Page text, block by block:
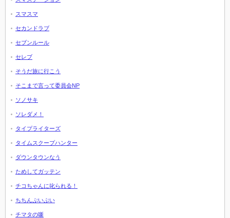
スマスマ
セカンドラブ
セブンルール
セレブ
そうだ旅に行こう
そこまで言って委員会NP
ソノサキ
ソレダメ！
タイプライターズ
タイムスクープハンター
ダウンタウンなう
ためしてガッテン
チコちゃんに叱られる！
ちちんぷいぷい
チマタの噺